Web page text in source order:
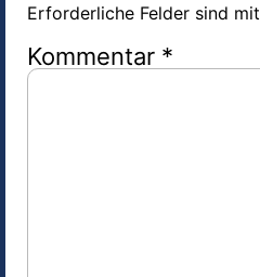
Erforderliche Felder sind mit
Kommentar *